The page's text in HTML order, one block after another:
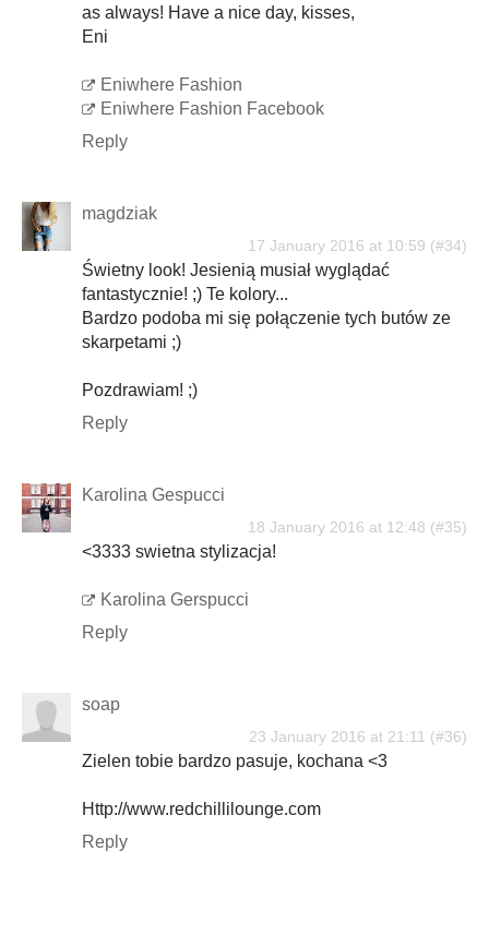
as always! Have a nice day, kisses,
Eni
Eniwhere Fashion
Eniwhere Fashion Facebook
Reply
magdziak
17 January 2016 at 10:59
Świetny look! Jesienią musiał wyglądać
fantastycznie! ;) Te kolory...
Bardzo podoba mi się połączenie tych butów ze
skarpetami ;)
Pozdrawiam! ;)
Reply
Karolina Gespucci
18 January 2016 at 12:48
<3333 swietna stylizacja!
Karolina Gerspucci
Reply
soap
23 January 2016 at 21:11
Zielen tobie bardzo pasuje, kochana <3
Http://www.redchillilounge.com
Reply